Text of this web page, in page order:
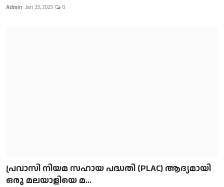
Admin Jan 23, 2023 0
പ്രവാസി നിയമ സഹായ പദ്ധതി (PLAC) ആദ്യമായി
ഒരു മലയാളിയെ മ...